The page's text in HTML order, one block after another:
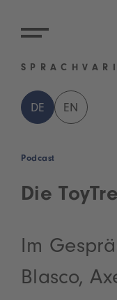
DE EN
Podcast
Die
Im
Blasco,